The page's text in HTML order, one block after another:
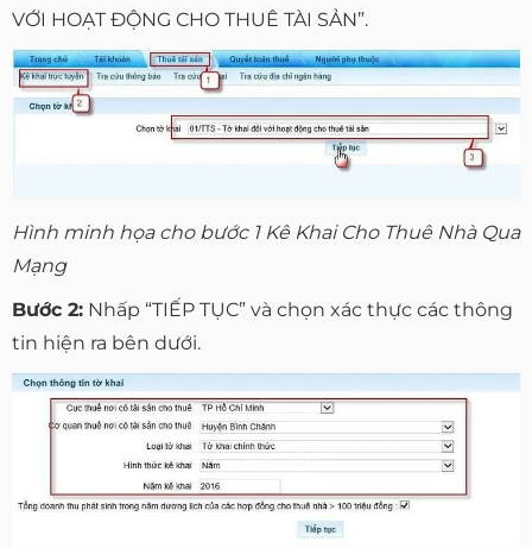
VỚI HOẠT ĐỘNG CHO THUÊ TÀI SẢN”.
Hình minh họa cho bước 1 Kê Khai Cho Thuê Nhà Qua
Mạng
Bước 2: Nhấp “TIẾP TỤC” và chọn xác thực các thông
tin hiện ra bên dưới.